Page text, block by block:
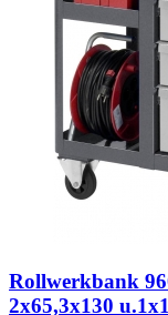
Rollwerkbank
2x65,3x130